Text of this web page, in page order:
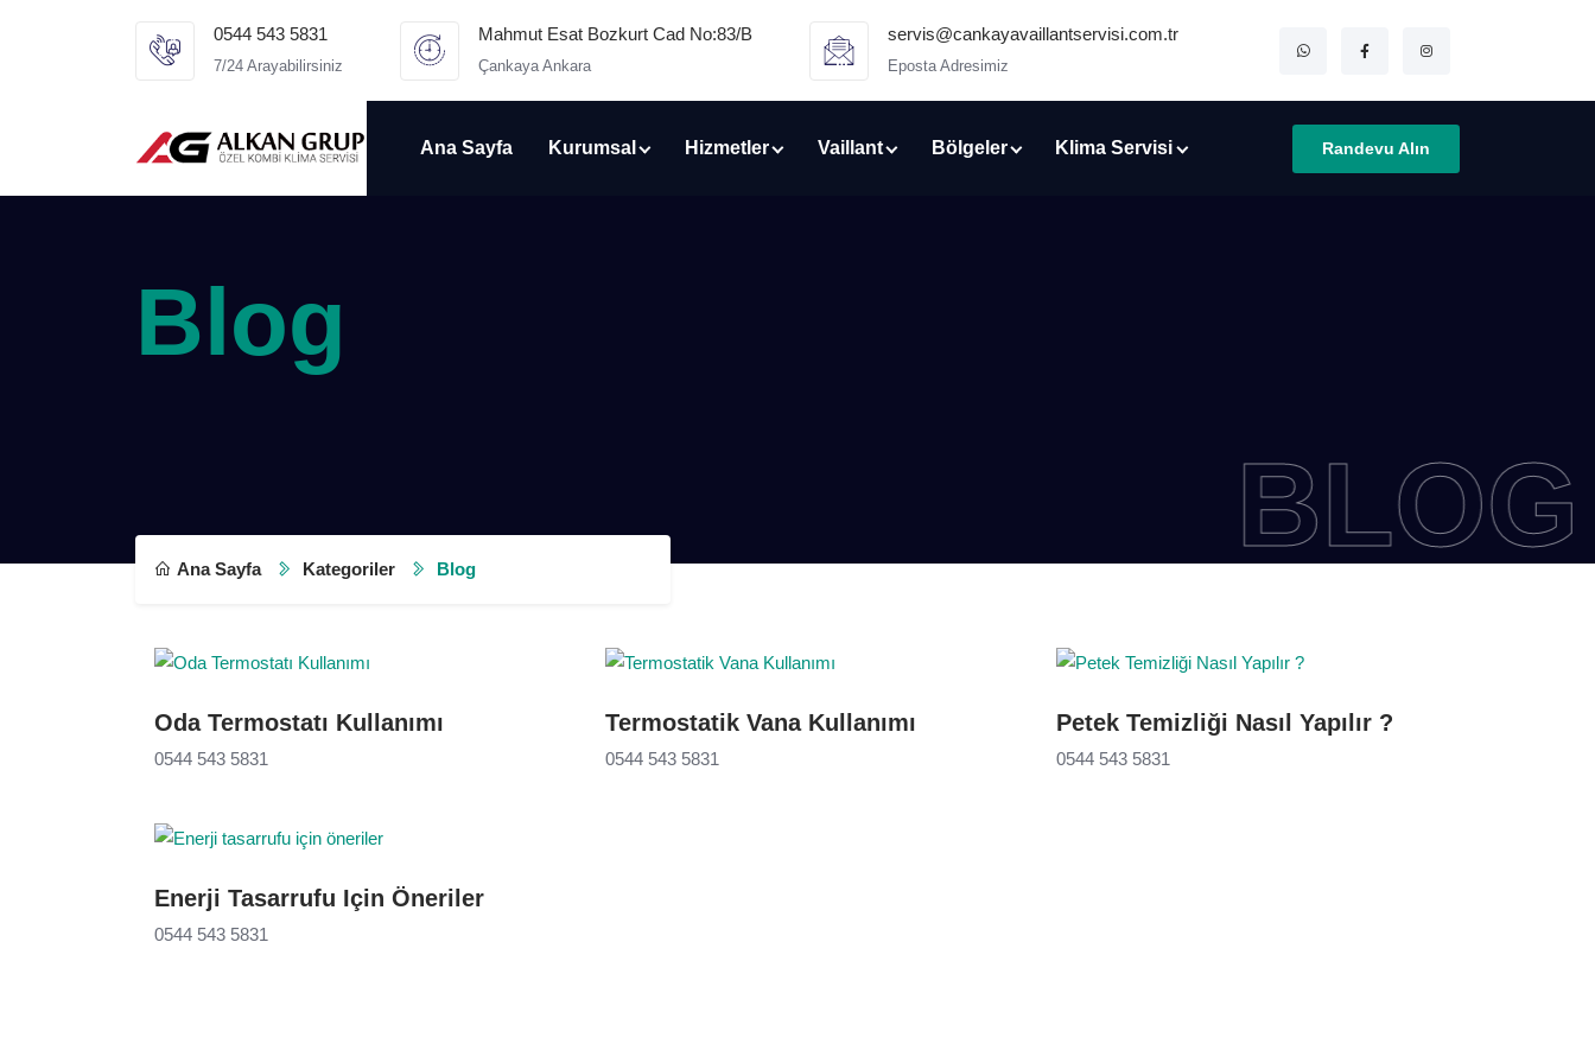
0544 543 5831
7/24 Arayabilirsiniz
Mahmut Esat Bozkurt Cad No:83/B
Çankaya Ankara
servis@cankayavaillantservisi.com.tr
Eposta Adresimiz
Ana Sayfa Kurumsal Hizmetler Vaillant Bölgeler Klima Servisi Randevu Alın
BLOG
Blog
Ana Sayfa Kategoriler Blog
Oda Termostatı Kullanımı
0544 543 5831
Termostatik Vana Kullanımı
0544 543 5831
Petek Temizliği Nasıl Yapılır ?
0544 543 5831
Enerji Tasarrufu Için Öneriler
0544 543 5831